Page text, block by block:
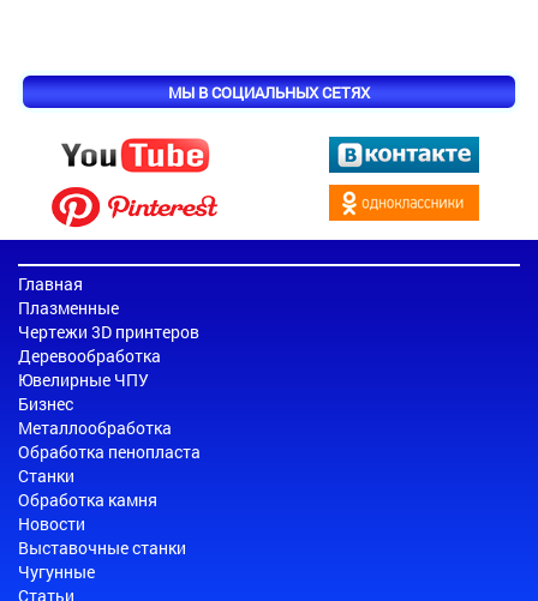
МЫ В СОЦИАЛЬНЫХ СЕТЯХ
Главная
Плазменные
Чертежи 3D принтеров
Деревообработка
Ювелирные ЧПУ
Бизнес
Металлообработка
Обработка пенопласта
Станки
Обработка камня
Новости
Выставочные станки
Чугунные
Статьи